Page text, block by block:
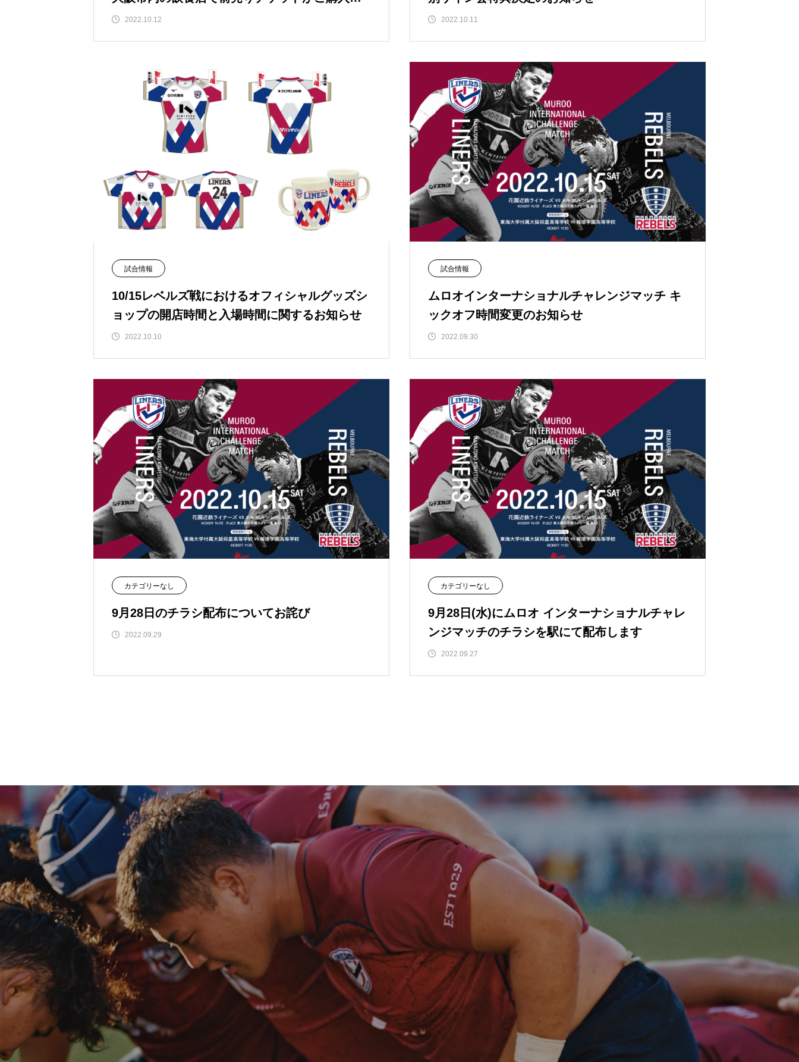
ただけます
2022.10.12 2022.10.11
試合情報
10/15レベルズ戦におけるオフィシャルグッズシ
ョップの開店時間と入場時間に関するお知らせ
2022.10.10
試合情報
ムロオインターナショナルチャレンジマッチ キ
ックオフ時間変更のお知らせ
2022.09.30
カテゴリーなし
9月28日のチラシ配布についてお詫び
2022.09.29
カテゴリーなし
9月28日(水)にムロオ インターナショナルチャレ
ンジマッチのチラシを駅にて配布します
2022.09.27